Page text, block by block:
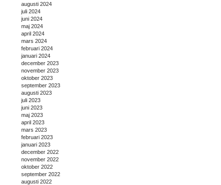
augusti 2024
juli 2024
juni 2024
maj 2024
april 2024
mars 2024
februari 2024
januari 2024
december 2023
november 2023
oktober 2023
september 2023
augusti 2023
juli 2023
juni 2023
maj 2023
april 2023
mars 2023
februari 2023
januari 2023
december 2022
november 2022
oktober 2022
september 2022
augusti 2022